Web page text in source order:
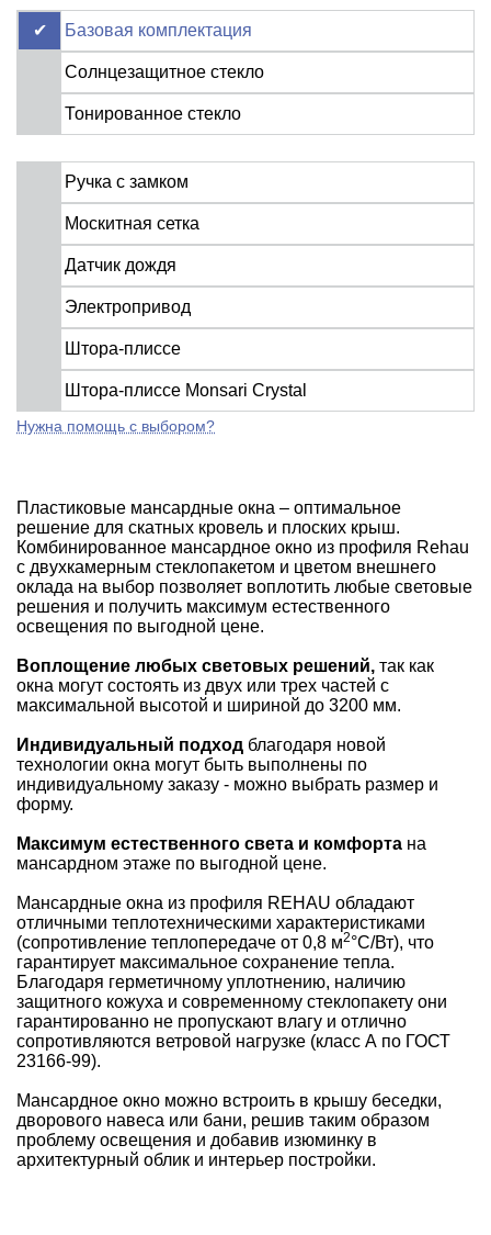
Базовая комплектация
Солнцезащитное стекло
Тонированное стекло
Ручка с замком
Москитная сетка
Датчик дождя
Электропривод
Штора-плиссе
Штора-плиссе Monsari Crystal
Нужна помощь с выбором?
Пластиковые мансардные окна – оптимальное
решение для скатных кровель и плоских крыш.
Комбинированное мансардное окно из профиля Rehau
с двухкамерным стеклопакетом и цветом внешнего
оклада на выбор позволяет воплотить любые световые
решения и получить максимум естественного
освещения по выгодной цене.
Воплощение любых световых решений, так как
окна могут состоять из двух или трех частей с
максимальной высотой и шириной до 3200 мм.
Индивидуальный подход благодаря новой
технологии окна могут быть выполнены по
индивидуальному заказу - можно выбрать размер и
форму.
Максимум естественного света и комфорта на
мансардном этаже по выгодной цене.
Мансардные окна из профиля REHAU обладают
отличными теплотехническими характеристиками
(сопротивление теплопередаче от 0,8 м2°С/Вт), что
гарантирует максимальное сохранение тепла.
Благодаря герметичному уплотнению, наличию
защитного кожуха и современному стеклопакету они
гарантированно не пропускают влагу и отлично
сопротивляются ветровой нагрузке (класс А по ГОСТ
23166-99).
Мансардное окно можно встроить в крышу беседки,
дворового навеса или бани, решив таким образом
проблему освещения и добавив изюминку в
архитектурный облик и интерьер постройки.